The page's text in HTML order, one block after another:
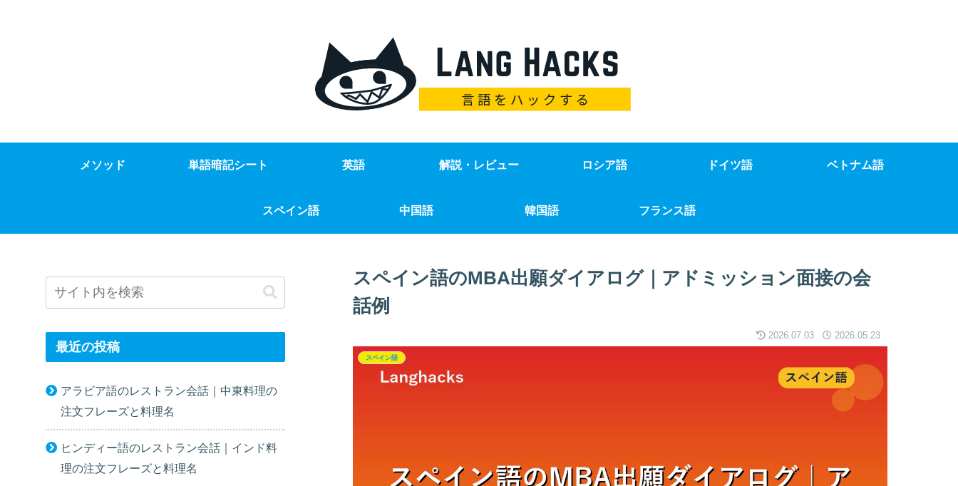
メソッド 単語暗記シート 英語 解説・レビュー ロシア語 ドイツ語 ベトナム語
スペイン語 中国語 韓国語 フランス語
スペイン語のMBA出願ダイアログ｜アドミッション面接の会
話例
2026.07.03 2026.05.23
スペイン語
最近の投稿
アラビア語のレストラン会話｜中東料理の
注文フレーズと料理名
ヒンディー語のレストラン会話｜インド料
理の注文フレーズと料理名